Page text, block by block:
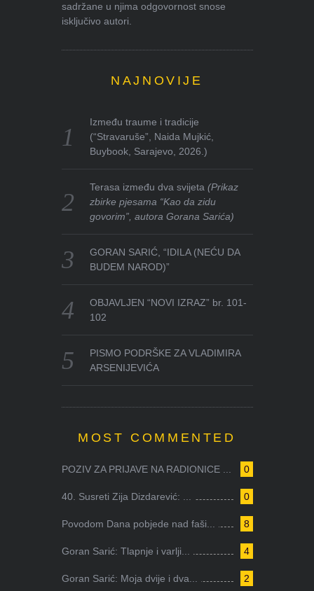
sadržane u njima odgovornost snose
isključivo autori.
NAJNOVIJE
Između traume i tradicije
(“Stravaruše”, Naida Mujkić,
Buybook, Sarajevo, 2026.)
Terasa između dva svijeta(Prikaz
zbirke pjesama “Kao da zidu
govorim”, autora Gorana Sarića)
GORAN SARIĆ, “IDILA (NEĆU DA
BUDEM NAROD)”
OBJAVLJEN “NOVI IZRAZ” br. 101-
102
PISMO PODRŠKE ZA VLADIMIRA
ARSENIJEVIĆA
MOST COMMENTED
0
POZIV ZA PRIJAVE NA RADIONICE ...
0
40. Susreti Zija Dizdarević: ...
8
Povodom Dana pobjede nad faši...
4
Goran Sarić: Tlapnje i varlji...
2
Goran Sarić: Moja dvije i dva...